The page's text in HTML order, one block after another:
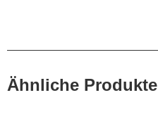
Ähnliche Produkte